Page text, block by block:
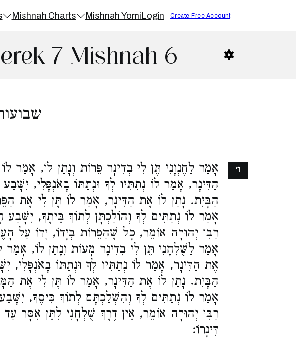
Mishnah Charts Mishnah YomiLogin Create Free Account
7 Mishnah 6
אָמַר לַחֶנְוָנִי תֶּן לִי בְדִינָר פֵּרוֹת וְנָתַן לוֹ, אָמַר
הַדִּינָר, אָמַר לוֹ נְתַתִּיו לְךָ וּנְתַתּוֹ בָאֹנְפָּלִי,
הַבָּיִת. נָתַן לוֹ אֶת הַדִּינָר, אָמַר לוֹ תֶּן לִי אֶת
אָמַר לוֹ נְתַתִּים לְךָ וְהוֹלַכְתָּן לְתוֹךְ בֵּיתֶךָ, יִשָּׁבַע
רַבִּי יְהוּדָה אוֹמֵר, כָּל שֶׁהַפֵּרוֹת בְּיָדוֹ, יָדוֹ עַל
אָמַר לַשֻּׁלְחָנִי תֶּן לִי בְדִינָר מָעוֹת וְנָתַן לוֹ, אָמַר
אֶת הַדִּינָר, אָמַר לוֹ נְתַתִּיו לְךָ וּנְתַתּוֹ בָאֹנְפָּלִי,
הַבָּיִת. נָתַן לוֹ אֶת הַדִּינָר, אָמַר לוֹ תֶּן לִי אֶת
אָמַר לוֹ נְתַתִּים לְךָ וְהִשְׁלַכְתָּם לְתוֹךְ כִּיסֶךָ,
רַבִּי יְהוּדָה אוֹמֵר, אֵין דֶּרֶךְ שֻׁלְחָנִי לִתֵּן אִסָּר
דִּינָרוֹ:
ו׳